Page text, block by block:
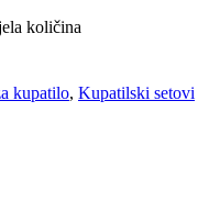
količina
kupatilo, Kupatilski setovi